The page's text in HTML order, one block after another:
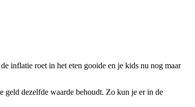
inflatie roet in het eten gooide en je kids nu nog maar
geld dezelfde waarde behoudt. Zo kun je er in de